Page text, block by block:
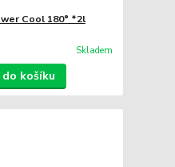
Cool 180° *2l
Skladem
košíku